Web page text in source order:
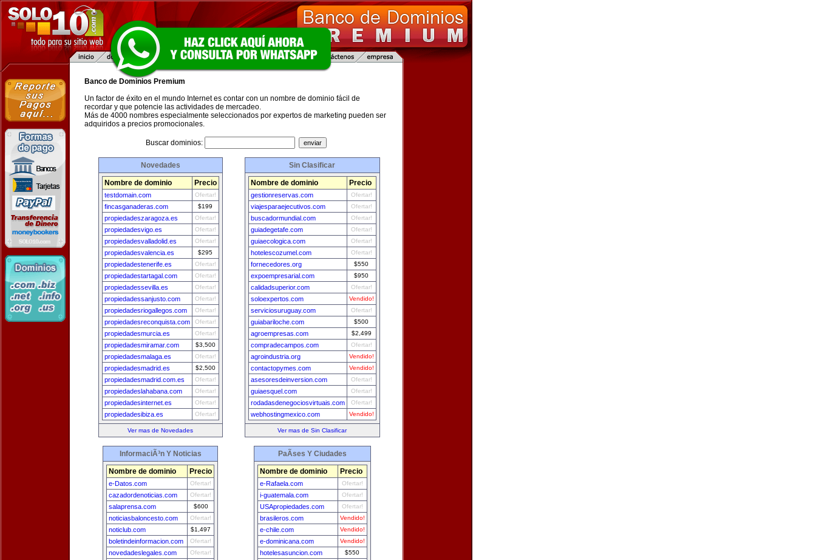
Banco de Dominios Premium
Un factor de éxito en el mundo Internet es contar con un nombre de dominio fácil de
recordar y que potencie las actividades de mercadeo.
Más de 4000 nombres especialmente seleccionados por expertos de marketing pueden ser
adquiridos a precios promocionales.
Buscar dominios:
Novedades
Nombre de dominio Precio
testdomain.com Ofertar!
fincasganaderas.com $199
propiedadeszaragoza.es Ofertar!
propiedadesvigo.es Ofertar!
propiedadesvalladolid.es Ofertar!
propiedadesvalencia.es $295
propiedadestenerife.es Ofertar!
propiedadestartagal.com Ofertar!
propiedadessevilla.es Ofertar!
propiedadessanjusto.com Ofertar!
propiedadesriogallegos.com Ofertar!
propiedadesreconquista.com Ofertar!
propiedadesmurcia.es Ofertar!
propiedadesmiramar.com $3,500
propiedadesmalaga.es Ofertar!
propiedadesmadrid.es $2,500
propiedadesmadrid.com.es Ofertar!
propiedadeslahabana.com Ofertar!
propiedadesinternet.es Ofertar!
propiedadesibiza.es Ofertar!
Ver mas de Novedades
Sin Clasificar
Nombre de dominio Precio
gestionreservas.com Ofertar!
viajesparaejecutivos.com Ofertar!
buscadormundial.com Ofertar!
guiadegetafe.com Ofertar!
guiaecologica.com Ofertar!
hotelescozumel.com Ofertar!
fornecedores.org $550
expoempresarial.com $950
calidadsuperior.com Ofertar!
soloexpertos.com Vendido!
serviciosuruguay.com Ofertar!
guiabariloche.com $500
agroempresas.com $2,499
compradecampos.com Ofertar!
agroindustria.org Vendido!
contactopymes.com Vendido!
asesoresdeinversion.com Ofertar!
guiaesquel.com Ofertar!
rodadasdenegociosvirtuais.com Ofertar!
webhostingmexico.com Vendido!
Ver mas de Sin Clasificar
InformaciÃ³n Y Noticias
Nombre de dominio Precio
e-Datos.com Ofertar!
cazadordenoticias.com Ofertar!
salaprensa.com $600
noticiasbaloncesto.com Ofertar!
noticlub.com $1,497
boletindeinformacion.com Ofertar!
novedadeslegales.com Ofertar!
PaÃ­ses Y Ciudades
Nombre de dominio Precio
e-Rafaela.com Ofertar!
i-guatemala.com Ofertar!
USApropiedades.com Ofertar!
brasileros.com Vendido!
e-chile.com Vendido!
e-dominicana.com Vendido!
hotelesasuncion.com $550